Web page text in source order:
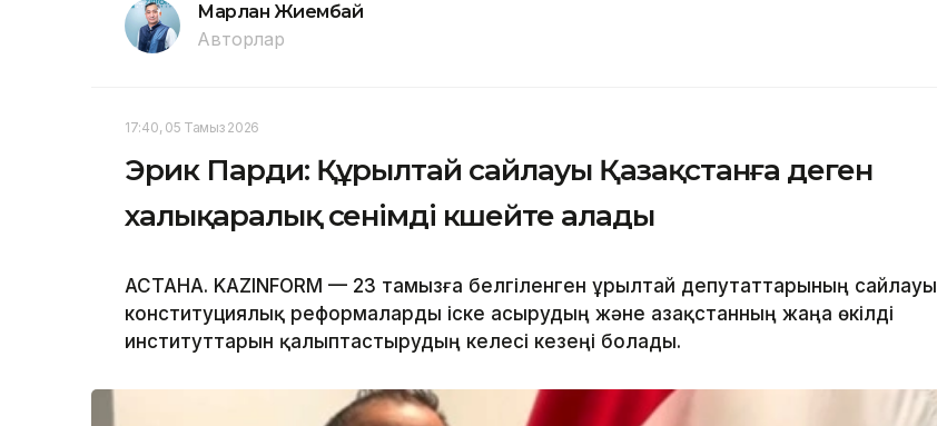
Марлан Жиембай
Авторлар
17:40, 05 Тамыз 2026
Эрик Парди: Құрылтай сайлауы Қазақстанға деген
халықаралық сенімді күшейте алады
АСТАНА. KAZINFORM — 23 тамызға белгіленген Құрылтай депутаттарының сайлауы
конституциялық реформаларды іске асырудың және Қазақстанның жаңа өкілді
институттарын қалыптастырудың келесі кезеңі болады.